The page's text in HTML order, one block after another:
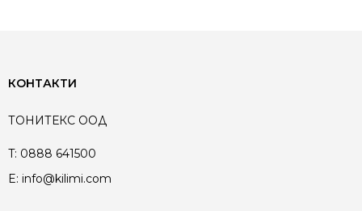
КОНТАКТИ
ТОНИТЕКС ООД
T: 0888 641500
E: info@kilimi.com